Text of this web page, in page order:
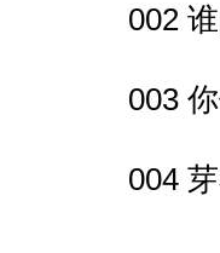
002
003
004